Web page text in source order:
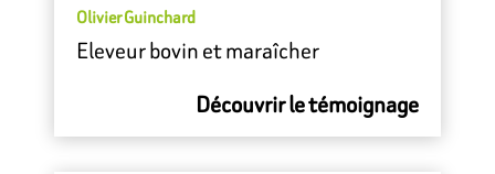
Olivier Guinchard
Eleveur bovin et maraîcher
Découvrir le témoignage